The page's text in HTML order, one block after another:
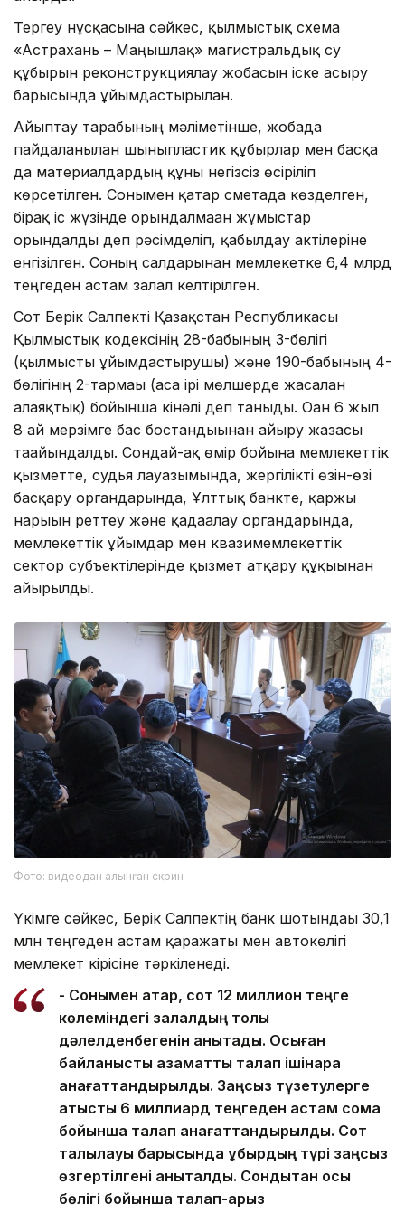
Тергеу нұсқасына сәйкес, қылмыстық схема
«Астрахань – Маңғышлақ» магистральдық су
құбырын реконструкциялау жобасын іске асыру
барысында ұйымдастырылған.
Айыптау тарабының мәліметінше, жобада
пайдаланылған шыныпластик құбырлар мен басқа
да материалдардың құны негізсіз өсіріліп
көрсетілген. Сонымен қатар сметада көзделген,
бірақ іс жүзінде орындалмаған жұмыстар
орындалды деп рәсімделіп, қабылдау актілеріне
енгізілген. Соның салдарынан мемлекетке 6,4 млрд
теңгеден астам залал келтірілген.
Сот Берік Салпекті Қазақстан Республикасы
Қылмыстық кодексінің 28-бабының 3-бөлігі
(қылмысты ұйымдастырушы) және 190-бабының 4-
бөлігінің 2-тармағы (аса ірі мөлшерде жасалған
алаяқтық) бойынша кінәлі деп таныды. Оған 6 жыл
8 ай мерзімге бас бостандығынан айыру жазасы
тағайындалды. Сондай-ақ өмір бойына мемлекеттік
қызметте, судья лауазымында, жергілікті өзін-өзі
басқару органдарында, Ұлттық банкте, қаржы
нарығын реттеу және қадағалау органдарында,
мемлекеттік ұйымдар мен квазимемлекеттік
сектор субъектілерінде қызмет атқару құқығынан
айырылды.
Фото: видеодан алынған скрин
Үкімге сәйкес, Берік Салпектің банк шотындағы 30,1
млн теңгеден астам қаражаты мен автокөлігі
мемлекет кірісіне тәркіленеді.
- Сонымен қатар, сот 12 миллион теңге
көлеміндегі залалдың толық
дәлелденбегенін анықтады. Осыған
байланысты азаматтық талап ішінара
қанағаттандырылды. Заңсыз түзетулерге
қатысты 6 миллиард теңгеден астам сома
бойынша талап қанағаттандырылды. Сот
талқылауы барысында құбырдың түрі заңсыз
өзгертілгені анықталды. Сондықтан осы
бөлігі бойынша талап-арыз